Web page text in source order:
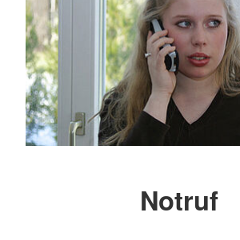
Notruf